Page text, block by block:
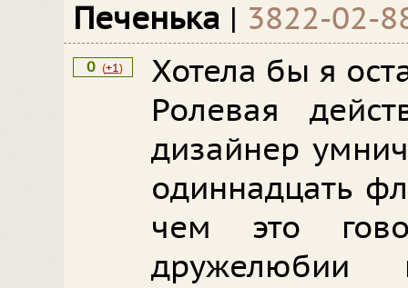
Печенька | 3822-02-
0 (+1)
Хотела бы я
Ролевая
дизайнер
одиннадцать
чем это
дружелюбии